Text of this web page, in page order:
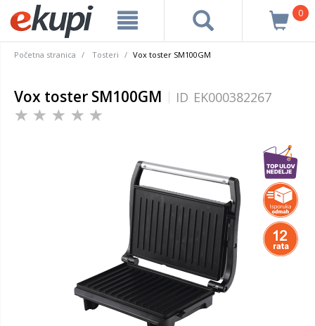
0
Početna stranica Tosteri Vox toster SM100GM
Vox toster SM100GM ID EK000382267